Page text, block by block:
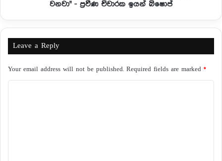
වනවා" - ප්‍රවීණ චිචාරක ඉයන් බිෂොප්
Leave a Reply
Your email address will not be published. Required fields are marked *